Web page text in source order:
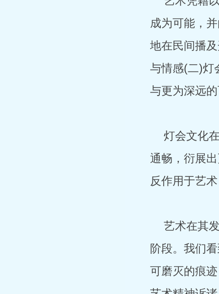
成为可能，
地在民间播
与情感(二)灯
与更为深远
灯会文化
通畅，衍展
反作用于艺
艺术在其
阶段。我们
可磨灭的痕